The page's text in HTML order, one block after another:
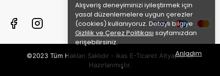
Alışveriş deneyiminizi iyileştirmek için
yasal düzenlemelere uygun çerezler
(cookies) kullanıyoruz. Detaylı bilgiye
Gizlilik ve Çerez Politikası sayfamızdan
erişebilirsiniz.
Anladım
©2023 Tüm Hakları Saklıdır - ikas E-Ticaret Altyapısı ile
Hazırlanmıştır.